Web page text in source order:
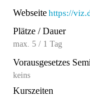
Webseite https://
Plätze / Dauer
max. 5 / 1 Tag
Vorausgesetzes
keins
Kurszeiten